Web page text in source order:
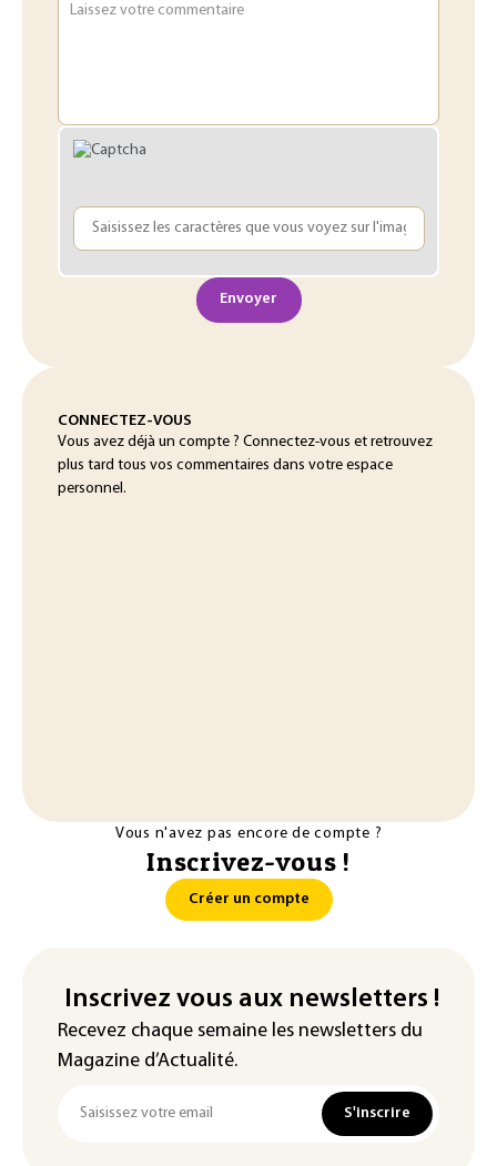
Laissez votre commentaire
Envoyer
CONNECTEZ-VOUS
Vous avez déjà un compte ? Connectez-vous et retrouvez
plus tard tous vos commentaires dans votre espace
personnel.
Vous n'avez pas encore de compte ?
Inscrivez-vous !
Créer un compte
Inscrivez vous aux newsletters !
Recevez chaque semaine les newsletters du
Magazine d’Actualité.
S'inscrire